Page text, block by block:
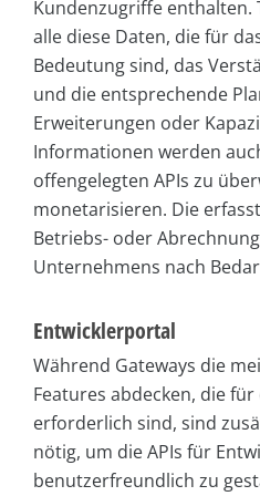
Kundenzugriffe enthalten.
alle diese Daten, die für
Bedeutung sind, das
und die entsprechende
Erweiterungen oder
Informationen werden
offengelegten APIs zu
monetarisieren. Die
Betriebs- oder
Unternehmens nach
Entwicklerportal
Während Gateways die
Features abdecken, die
erforderlich sind, sind
nötig, um die APIs für
benutzerfreundlich zu